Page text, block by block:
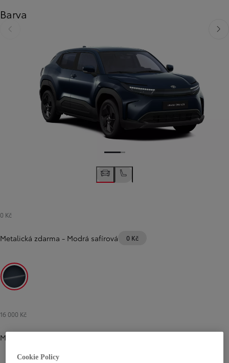
Barva
Předchozí Další
0 Kč
Metalická zdarma - Modrá safírová 0 Kč
Modrá safírová
16 000 Kč
Metalická
Cookie Policy